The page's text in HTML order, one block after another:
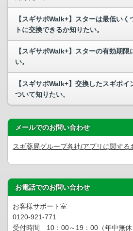
【スギサポWalk+】スターは最低い
トに交換できるか知りたい。
【スギサポWalk+】スターの有効期限
い。
【スギサポWalk+】交換したスギポイ
ついて知りたい。
メールでのお問い合わせ
スギ薬局グループ各社/アプリに関する
お電話でのお問い合わせ
お客様サポート室
0120-921-771
受付時間 10：00～19：00（年中無休